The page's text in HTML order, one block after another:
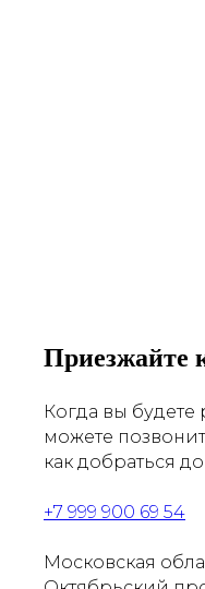
Приезжайте
Когда вы
можете
как добраться
+7 999 900 69 54
Московская